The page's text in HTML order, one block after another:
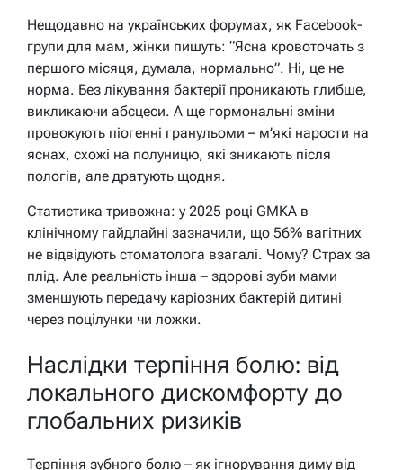
Нещодавно на українських форумах, як Facebook-
групи для мам, жінки пишуть: “Ясна кровоточать з
першого місяця, думала, нормально”. Ні, це не
норма. Без лікування бактерії проникають глибше,
викликаючи абсцеси. А ще гормональні зміни
провокують піогенні гранульоми – м’які нарости на
яснах, схожі на полуницю, які зникають після
пологів, але дратують щодня.
Статистика тривожна: у 2025 році GMKA в
клінічному гайдлайні зазначили, що 56% вагітних
не відвідують стоматолога взагалі. Чому? Страх за
плід. Але реальність інша – здорові зуби мами
зменшують передачу каріозних бактерій дитині
через поцілунки чи ложки.
Наслідки терпіння болю: від
локального дискомфорту до
глобальних ризиків
Терпіння зубного болю – як ігнорування диму від